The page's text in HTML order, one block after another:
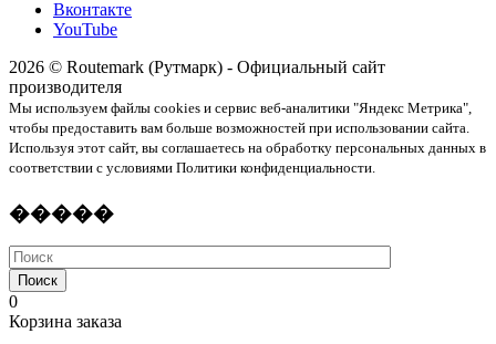
Вконтакте
YouTube
2026 © Routemark (Рутмарк) - Официальный сайт
производителя
Мы используем файлы cookies и сервис веб-аналитики "Яндекс Метрика",
чтобы предоставить вам больше возможностей при использовании сайта.
Используя этот сайт, вы соглашаетесь на обработку персональных данных в
соответствии с условиями Политики конфиденциальности.
�����
Поиск
0
Корзина заказа